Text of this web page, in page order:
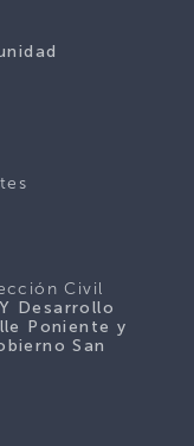
Civil
Desarrollo
Poniente y
San